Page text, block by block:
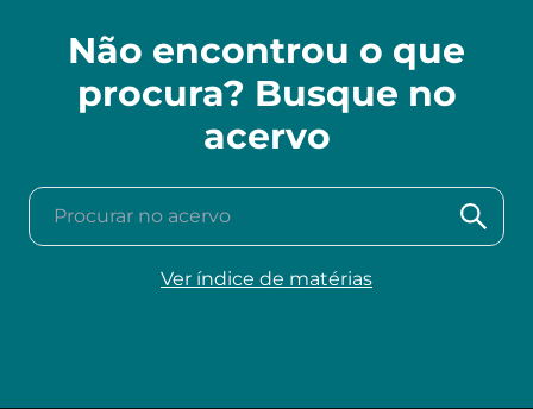
Não encontrou o que
procura? Busque no
acervo
Procurar no acervo
Ver índice de matérias